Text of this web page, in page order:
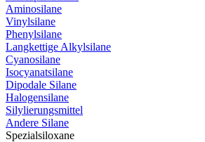
Aminosilane
Vinylsilane
Phenylsilane
Langkettige Alkylsilane
Cyanosilane
Isocyanatsilane
Dipodale Silane
Halogensilane
Silylierungsmittel
Andere Silane
Spezialsiloxane